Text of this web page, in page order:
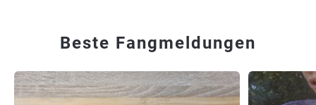
Beste Fangmeldungen